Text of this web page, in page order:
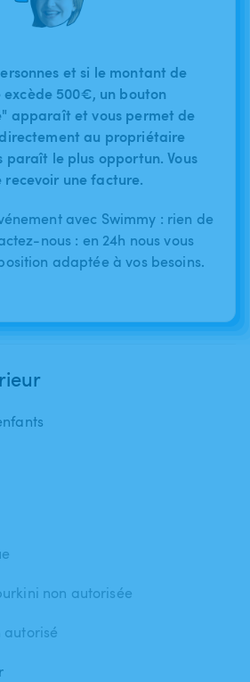
et si le montant de
500€, un bouton
apparaît et vous permet de
au propriétaire
paraît le plus opportun. Vous
recevoir une facture.
avec Swimmy : rien de
nous : en 24h nous vous
adaptée à vos besoins.
non autorisée
autorisé